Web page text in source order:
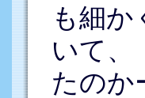
も細
いて、
たのか